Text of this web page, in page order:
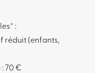
:
réduit (enfants,
70 €